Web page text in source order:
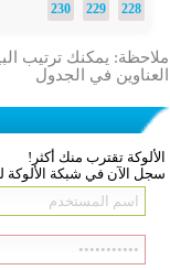
228
229
230
ملاحظة: يمكنك ترتيب
العناوين في الجدول
الألوكة تقترب منك أكثر!
سجل الآن في شبكة الألوكة